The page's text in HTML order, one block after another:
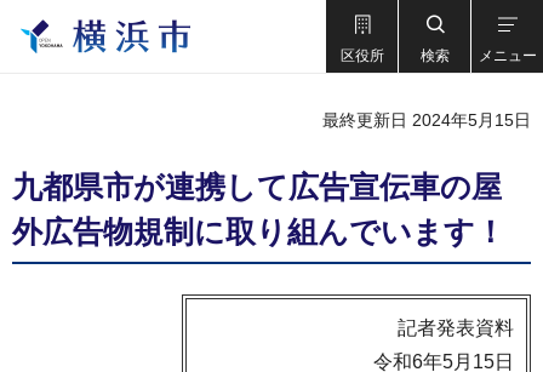
区役所 検索 メニュー
最終更新日 2024年5月15日
九都県市が連携して広告宣伝車の屋
外広告物規制に取り組んでいます！
記者発表資料
令和6年5月15日